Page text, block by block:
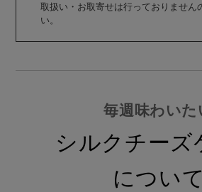
取扱い・お取寄せは行っておりません
い。
毎週味わいた
シルクチーズ
について